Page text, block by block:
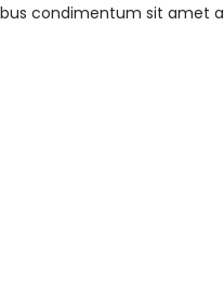
condimentum sit amet a